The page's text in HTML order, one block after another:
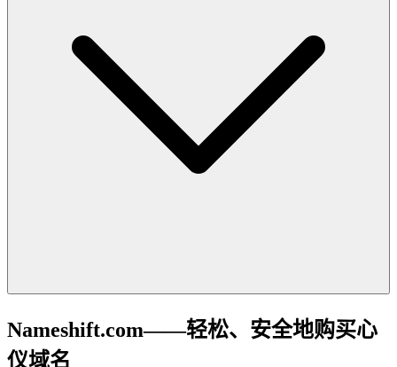
Nameshift.com——轻松、安全地购买心
仪域名